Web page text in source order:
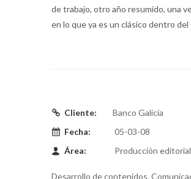
de trabajo, otro año resumido, una
en lo que ya es un clásico dentro del
Cliente:
Banco Galicia
Fecha:
05-03-08
Área:
Producción
Desarrollo de contenidos,